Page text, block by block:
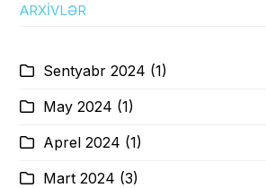
ARXIVLƏR
Sentyabr 2024 (1)
May 2024 (1)
Aprel 2024 (1)
Mart 2024 (3)